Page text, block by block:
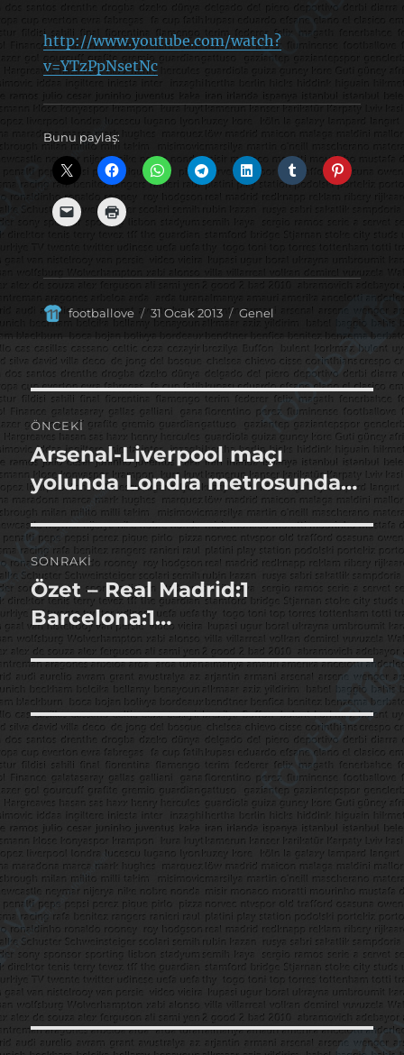
http://www.youtube.com/watch?
v=YTzPpNsetNc
Bunu paylaş:
Yazar
footballove
Yayın
31 Ocak 2013 Kategoriler
Genel
Yazı
gezinmesi
ÖNCEKI
Önceki
yazı:
Arsenal-Liverpool maçı
yolunda Londra metrosunda…
SONRAKI
Sonraki
yazı:
Özet – Real Madrid:1
Barcelona:1…